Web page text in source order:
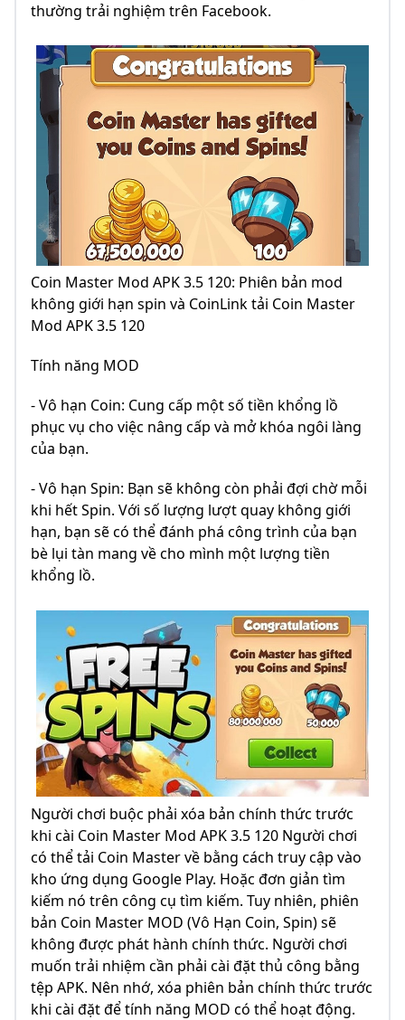
thường trải nghiệm trên Facebook.
Coin Master Mod APK 3.5 120: Phiên bản mod
không giới hạn spin và CoinLink tải Coin Master
Mod APK 3.5 120
Tính năng MOD
- Vô hạn Coin: Cung cấp một số tiền khổng lồ
phục vụ cho việc nâng cấp và mở khóa ngôi làng
của bạn.
- Vô hạn Spin: Bạn sẽ không còn phải đợi chờ mỗi
khi hết Spin. Với số lượng lượt quay không giới
hạn, bạn sẽ có thể đánh phá công trình của bạn
bè lụi tàn mang về cho mình một lượng tiền
khổng lồ.
Người chơi buộc phải xóa bản chính thức trước
khi cài Coin Master Mod APK 3.5 120 Người chơi
có thể tải Coin Master về bằng cách truy cập vào
kho ứng dụng Google Play. Hoặc đơn giản tìm
kiếm nó trên công cụ tìm kiếm. Tuy nhiên, phiên
bản Coin Master MOD (Vô Hạn Coin, Spin) sẽ
không được phát hành chính thức. Người chơi
muốn trải nhiệm cần phải cài đặt thủ công bằng
tệp APK. Nên nhớ, xóa phiên bản chính thức trước
khi cài đặt để tính năng MOD có thể hoạt động.